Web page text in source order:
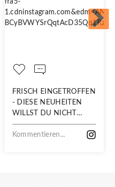
FRISCH EINGETROFFEN
- DIESE NEUHEITEN
WILLST DU NICHT
VERPASSEN!
Kommentieren...